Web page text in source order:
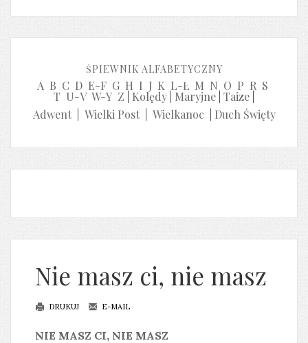
ŚPIEWNIK ALFABETYCZNY
A B C D E-F G H I J K L-Ł M N O P R S
T U-V W-Y Z Kolędy Maryjne Taize
Adwent| Wielki Post| Wielkanoc Duch Święty
Nie masz ci, nie masz
DRUKUJ E-MAIL
NIE MASZ CI, NIE MASZ